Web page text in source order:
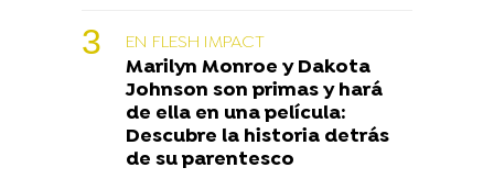
EN FLESH IMPACT
Marilyn Monroe y Dakota
Johnson son primas y hará
de ella en una película:
Descubre la historia detrás
de su parentesco